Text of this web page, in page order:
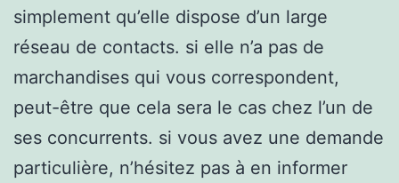
simplement qu’elle dispose d’un large
réseau de contacts. si elle n’a pas de
marchandises qui vous correspondent,
peut-être que cela sera le cas chez l’un de
ses concurrents. si vous avez une demande
particulière, n’hésitez pas à en informer